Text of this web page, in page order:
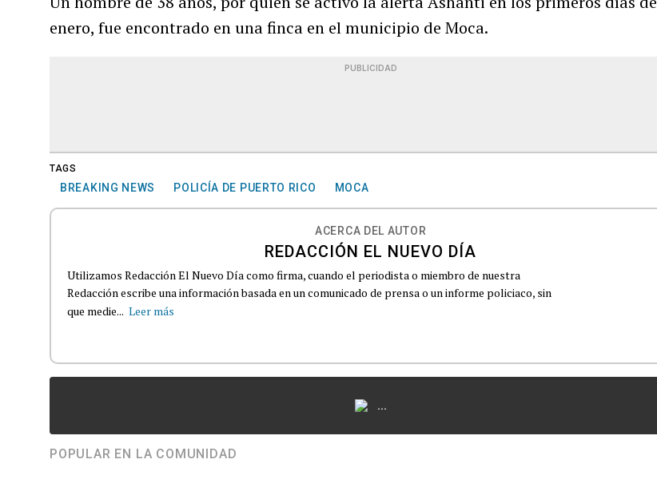
enero, fue encontrado en una finca en el municipio de Moca.
PUBLICIDAD
TAGS
BREAKING NEWS POLICÍA DE PUERTO RICO MOCA
ACERCA DEL AUTOR
REDACCIÓN EL NUEVO DÍA
Utilizamos Redacción El Nuevo Día como firma, cuando el periodista o miembro de nuestra
Redacción escribe una información basada en un comunicado de prensa o un informe policiaco, sin
que medie... Leer más
...
POPULAR EN LA COMUNIDAD